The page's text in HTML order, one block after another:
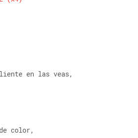
en las veas,
color,